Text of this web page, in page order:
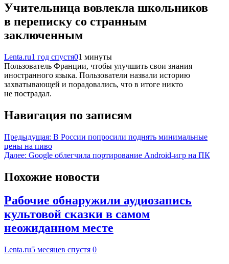
Учительница вовлекла школьников
в переписку со странным
заключенным
Lenta.ru1 год спустя01 минуты
Пользователь Франции, чтобы улучшить свои знания
иностранного языка. Пользователи назвали историю
захватывающей и порадовались, что в итоге никто
не пострадал.
Навигация по записям
Предыдущая: В России попросили поднять минимальные
цены на пиво
Далее: Google облегчила портирование Android-игр на ПК
Похожие новости
Рабочие обнаружили аудиозапись
культовой сказки в самом
неожиданном месте
Lenta.ru5 месяцев спустя 0